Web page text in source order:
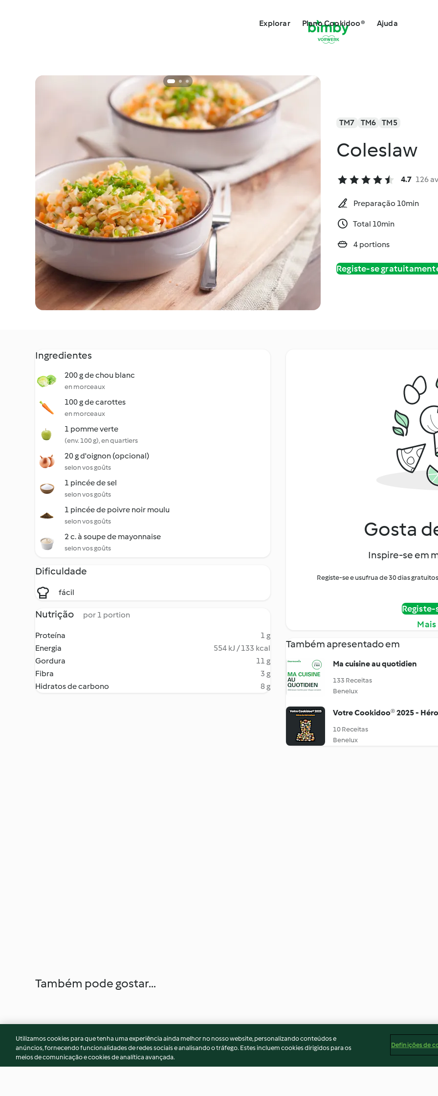
Explorar Plano Cookidoo® Ajuda
TM7 TM6 TM5
Coleslaw
4.7 126
Preparação 10min
Total 10min
4 portions
Registe-se
Ingredientes
200 g de chou blanc
en morceaux
100 g de carottes
en morceaux
1 pomme verte
(env. 100 g), en quartiers
20 g d'oignon (opcional)
selon vos goûts
1 pincée de sel
selon vos goûts
1 pincée de poivre noir moulu
selon vos goûts
2 c. à soupe de mayonnaise
selon vos goûts
Dificuldade
fácil
Nutrição por 1 portion
Proteína
1 g
Energia
554 kJ / 133 kcal
Gordura
11 g
Fibra
3 g
Hidratos de carbono
8 g
Gosta
Inspire-se em
Registe-se e usufrua de 30 dias
Também apresentado em
Ma cuisine au quotidien
133 Receitas
Benelux
Votre Cookidoo® 2025 -
10 Receitas
Benelux
Também pode gostar...
Utilizamos cookies para que tenha uma experiência ainda melhor no nosso website, personalizando conteúdos e
anúncios, fornecendo funcionalidades de redes sociais e analisando o tráfego. Estes incluem cookies dirigidos para os
meios de comunicação e cookies de analítica avançada.
Definições de